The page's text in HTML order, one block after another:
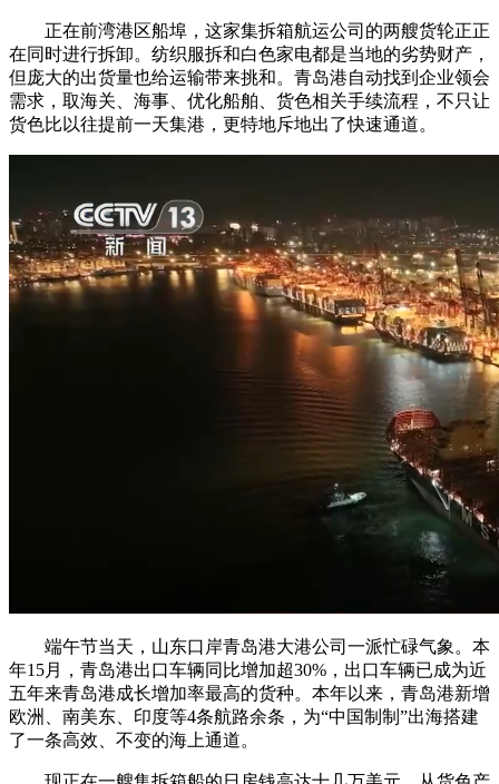
正在前湾港区船埠，这家集拆箱航运公司的两艘货轮正正
在同时进行拆卸。纺织服拆和白色家电都是当地的劣势财产，
但庞大的出货量也给运输带来挑和。青岛港自动找到企业领会
需求，取海关、海事、优化船舶、货色相关手续流程，不只让
货色比以往提前一天集港，更特地斥地出了快速通道。
端午节当天，山东口岸青岛港大港公司一派忙碌气象。本
年15月，青岛港出口车辆同比增加超30%，出口车辆已成为近
五年来青岛港成长增加率最高的货种。本年以来，青岛港新增
欧洲、南美东、印度等4条航路余条，为“中国制制”出海搭建
了一条高效、不变的海上通道。